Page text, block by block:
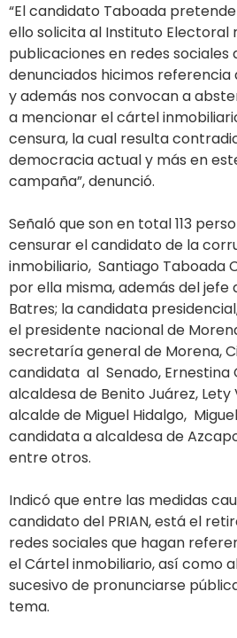
“El candidato Taboada
ello solicita al Instituto Electoral
publicaciones en redes sociales
denunciados hicimos
y además nos convocan a
a mencionar el cártel
censura, la cual resulta
democracia actual y más en
campaña”, denunció.
Señaló que son en total 113
censurar el candidato de la
inmobiliario, Santiago Taboada
por ella misma, además del jefe
Batres; la candidata
el presidente nacional de
secretaría general de Morena,
candidata al Senado, Ernestina
alcaldesa de Benito Juárez,
alcalde de Miguel Hidalgo,
candidata a alcaldesa de
entre otros.
Indicó que entre las medidas
candidato del PRIAN, está el
redes sociales que hagan
el Cártel inmobiliario, así como
sucesivo de pronunciarse
tema.